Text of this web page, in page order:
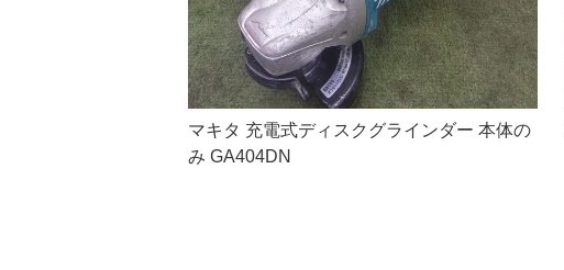
マキタ 充電式ディスクグラインダー 本体の
み GA404DN